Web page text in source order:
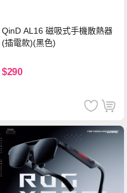
QinD AL16 磁吸式手機散熱器
(插電款)(黑色)
$290